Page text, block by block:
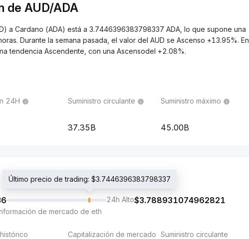
de AUD/ADA
a Cardano (ADA) está a 3.7446396383798337 ADA, lo que supone una
Durante la semana pasada, el valor del AUD se Ascenso +13.95%. En
tendencia Ascendente, con una Ascensodel +2.08%.
24H Suministro circulante
37.35B
Suministro máximo
45.00B
Último precio de trading: $3.7446396383798337
24h Alto$3.788931074962821
de mercado de eth
Capitalización de mercado Suministro circulante